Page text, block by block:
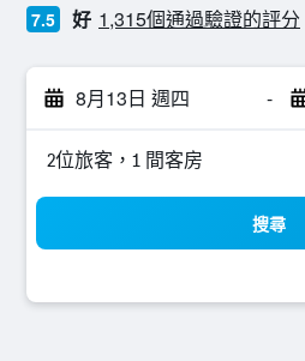
7.5 好 1,315個通過驗證的評分
8月13日 週四 -
2位旅客，1 間客房
搜尋